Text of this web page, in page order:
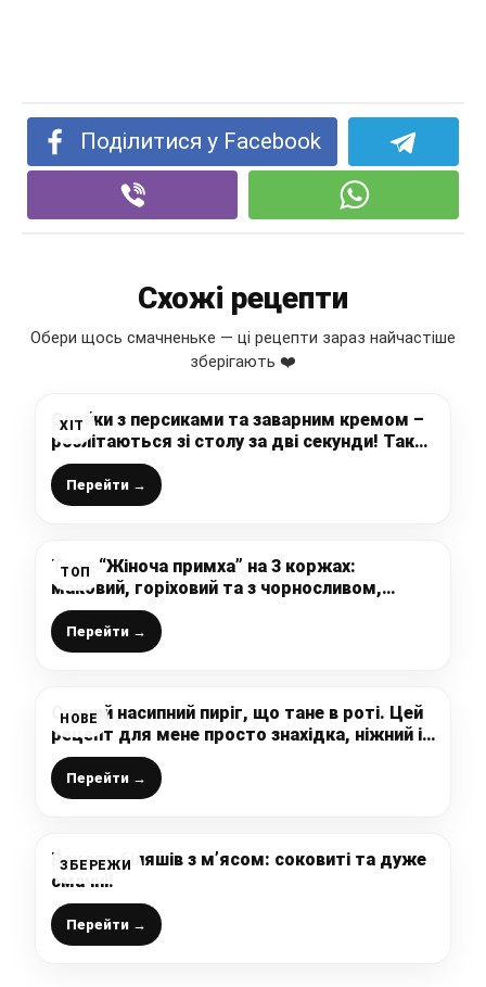
Поділитися у Facebook
Схожі рецепти
Обери щось смачненьке — ці рецепти зараз найчастіше
зберігають ❤️
ХІТ
Слойки з персиками та заварним кремом –
розлітаються зі столу за дві секунди! Так
смачно і так просто
Перейти →
ТОП
Торт “Жіноча примха” на 3 коржах:
маковий, горіховий та з чорносливом,
неймовірна смакота, що обов’язково
сподобається кожному
Перейти →
НОВЕ
Сирний насипний пиріг, що тане в роті. Цей
рецепт для мене просто знахідка, ніжний і
дуже смачний!
Перейти →
ЗБЕРЕЖИ
Рецепт біляшів з м’ясом: соковиті та дуже
смачні!
Перейти →